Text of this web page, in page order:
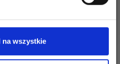
na wszystkie
MERINO 220 GOTS